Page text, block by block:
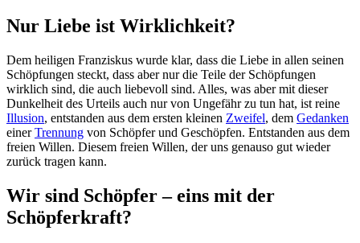
Nur Liebe ist Wirklichkeit?
Dem heiligen Franziskus wurde klar, dass die Liebe in allen seinen
Schöpfungen steckt, dass aber nur die Teile der Schöpfungen
wirklich sind, die auch liebevoll sind. Alles, was aber mit dieser
Dunkelheit des Urteils auch nur von Ungefähr zu tun hat, ist reine
Illusion, entstanden aus dem ersten kleinen Zweifel, dem Gedanken
einerTrennung von Schöpfer und Geschöpfen. Entstanden aus dem
freien Willen. Diesem freien Willen, der uns genauso gut wieder
zurück tragen kann.
Wir sind Schöpfer – eins mit der
Schöpferkraft?